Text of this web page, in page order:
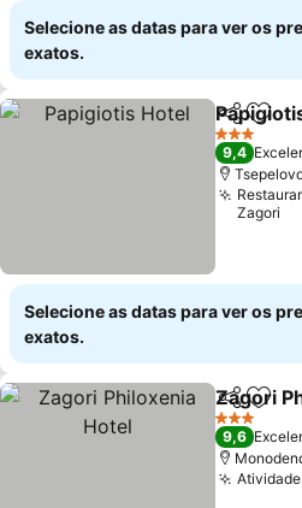
Selecione as datas para ver os
exatos.
Partilhar
3 Estrelas
9,4
Zagori
Selecione as datas para ver os
exatos.
Partilhar
Zagori
3 Estrelas
9,6